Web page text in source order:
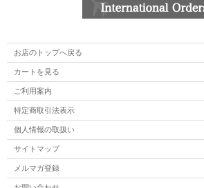
お店のトップへ戻る
カートを見る
ご利用案内
特定商取引法表示
個人情報の取扱い
サイトマップ
メルマガ登録